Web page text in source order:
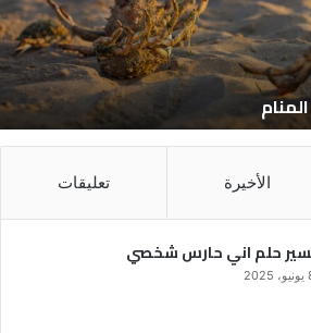
الأخيرة تعليقات
حلم اني حارس شخصي